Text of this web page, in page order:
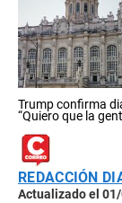
Trump confirma
“Quiero que la
REDACCIÓN
Actualizado el